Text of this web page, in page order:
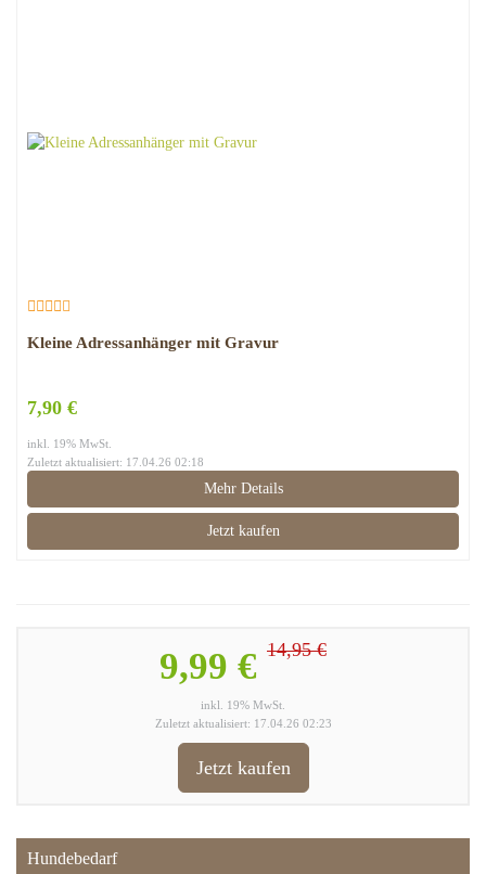
Kleine Adressanhänger mit Gravur
7,90 €
inkl. 19% MwSt.
Zuletzt aktualisiert: 17.04.26 02:18
Mehr Details
Jetzt kaufen
9,99 € 14,95 €
inkl. 19% MwSt.
Zuletzt aktualisiert: 17.04.26 02:23
Jetzt kaufen
Hundebedarf